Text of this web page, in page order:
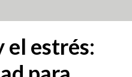
el estrés: